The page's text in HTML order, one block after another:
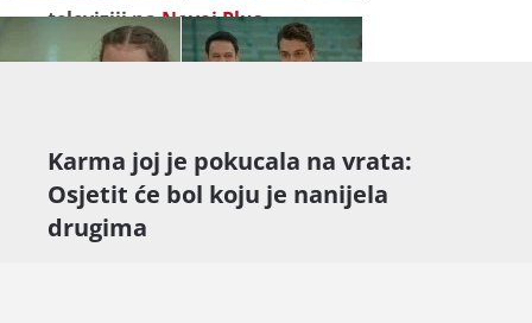
televiziji naNovoj Plus.
Karma joj je pokucala na vrata:
Osjetit će bol koju je nanijela
drugima